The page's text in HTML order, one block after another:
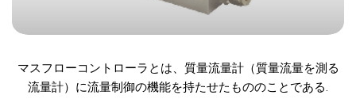
マスフローコントローラとは、質量流量計（質量流量を測る
流量計）に流量制御の機能を持たせたもののことである.